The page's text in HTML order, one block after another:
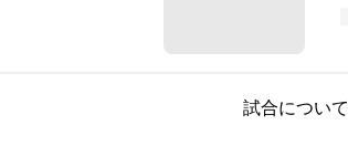
試合について